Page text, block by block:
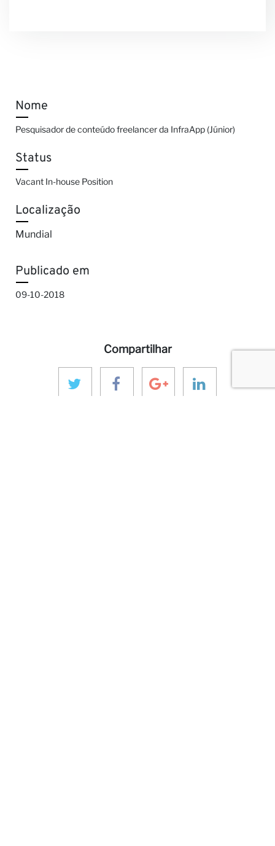
Nome
Pesquisador de conteúdo freelancer da InfraApp (Júnior)
Status
Vacant In-house Position
Localização
Mundial
Publicado em
09-10-2018
Compartilhar